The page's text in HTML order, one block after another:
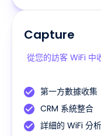
Capture
從您的訪客 WiFi 中
第一方數據收集
CRM 系統整合
詳細的 WiFi 分析